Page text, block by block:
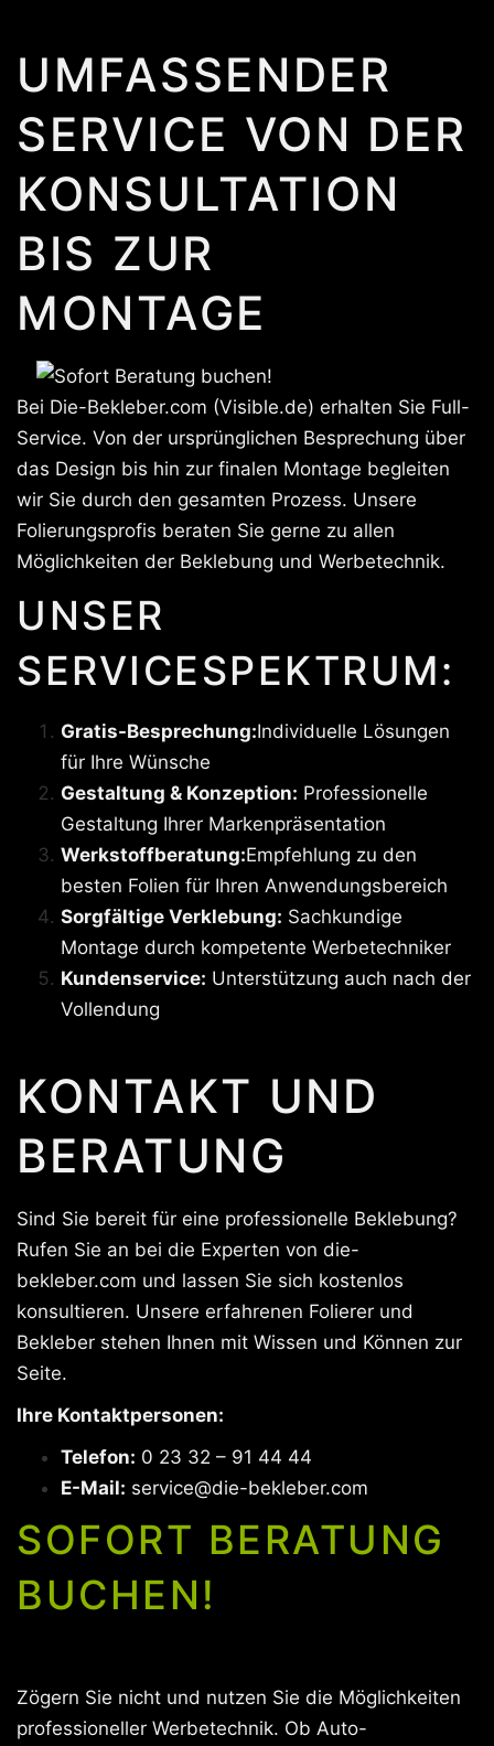
UMFASSENDER
SERVICE VON DER
KONSULTATION
BIS ZUR
MONTAGE
Bei Die-Bekleber.com (Visible.de) erhalten Sie Full-
Service. Von der ursprünglichen Besprechung über
das Design bis hin zur finalen Montage begleiten
wir Sie durch den gesamten Prozess. Unsere
Folierungsprofis beraten Sie gerne zu allen
Möglichkeiten der Beklebung und Werbetechnik.
UNSER
SERVICESPEKTRUM:
Gratis-Besprechung:Individuelle Lösungen
für Ihre Wünsche
Gestaltung & Konzeption: Professionelle
Gestaltung Ihrer Markenpräsentation
Werkstoffberatung:Empfehlung zu den
besten Folien für Ihren Anwendungsbereich
Sorgfältige Verklebung: Sachkundige
Montage durch kompetente Werbetechniker
Kundenservice: Unterstützung auch nach der
Vollendung
KONTAKT UND
BERATUNG
Sind Sie bereit für eine professionelle Beklebung?
Rufen Sie an bei die Experten von die-
bekleber.com und lassen Sie sich kostenlos
konsultieren. Unsere erfahrenen Folierer und
Bekleber stehen Ihnen mit Wissen und Können zur
Seite.
Ihre Kontaktpersonen:
Telefon: 0 23 32 – 91 44 44
E-Mail: service@die-bekleber.com
SOFORT BERATUNG
BUCHEN!
Zögern Sie nicht und nutzen Sie die Möglichkeiten
professioneller Werbetechnik. Ob Auto-